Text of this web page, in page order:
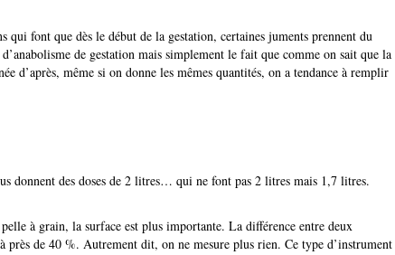
qui font que dès le début de la gestation, certaines juments prennent du
de gestation mais simplement le fait que comme on sait que la
d’après, même si on donne les mêmes quantités, on a tendance à remplir
donnent des doses de 2 litres… qui ne font pas 2 litres mais 1,7 litres.
à grain, la surface est plus importante. La différence entre deux
près de 40 %. Autrement dit, on ne mesure plus rien. Ce type d’instrument